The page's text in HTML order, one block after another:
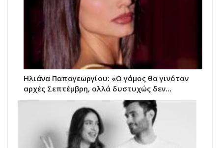
Ηλιάνα Παπαγεωργίου: «Ο γάμος θα γινόταν
αρχές Σεπτέμβρη, αλλά δυστυχώς δεν…